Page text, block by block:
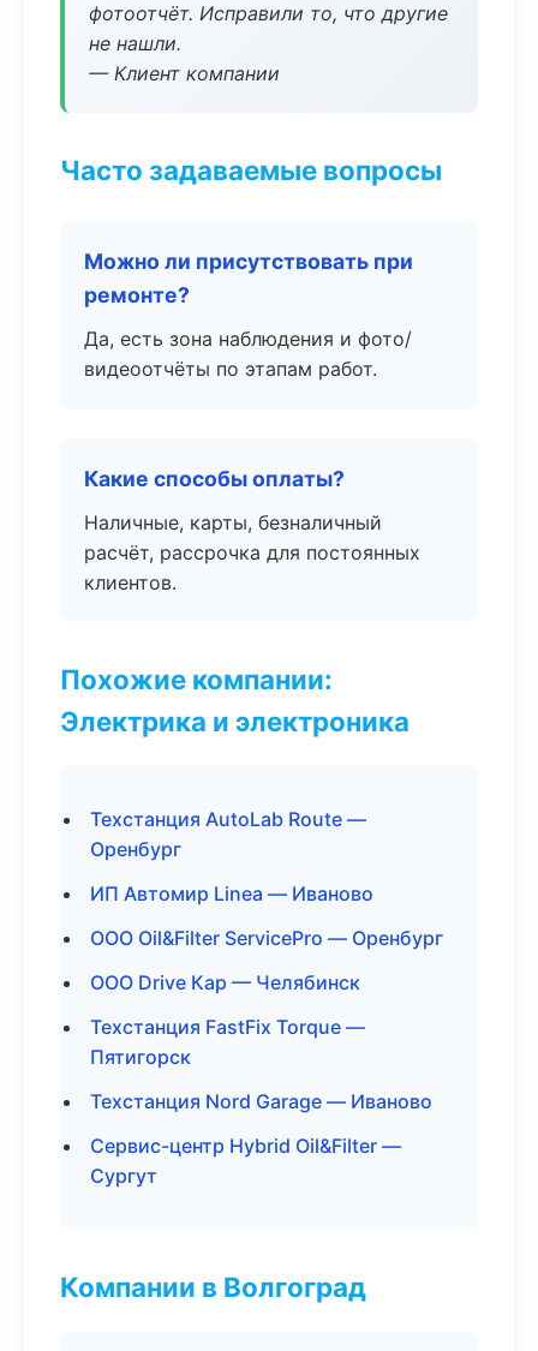
фотоотчёт. Исправили то, что другие
не нашли.
— Клиент компании
Часто задаваемые вопросы
Можно ли присутствовать при
ремонте?
Да, есть зона наблюдения и фото/
видеоотчёты по этапам работ.
Какие способы оплаты?
Наличные, карты, безналичный
расчёт, рассрочка для постоянных
клиентов.
Похожие компании:
Электрика и электроника
Техстанция AutoLab Route —
Оренбург
ИП Автомир Linea — Иваново
ООО Oil&Filter ServicePro — Оренбург
ООО Drive Кар — Челябинск
Техстанция FastFix Torque —
Пятигорск
Техстанция Nord Garage — Иваново
Сервис-центр Hybrid Oil&Filter —
Сургут
Компании в Волгоград